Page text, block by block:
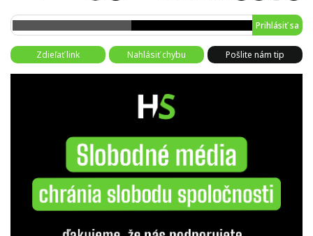
Prihlásiť sa
Zdieľať link Nahlásiť chybu Pošlite nám tip